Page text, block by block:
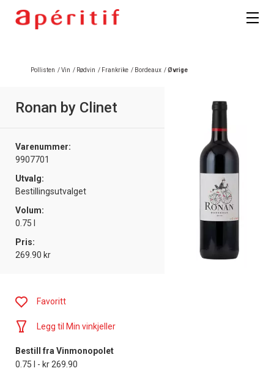
Pollisten /Vin / Rødvin / Frankrike / Bordeaux /Øvrige
Ronan by Clinet
Varenummer:
9907701
Utvalg:
Bestillingsutvalget
Volum:
0.75 l
Pris:
269.90 kr
Favoritt
Legg til Min vinkjeller
Bestill fra Vinmonopolet
0.75 l - kr 269.90